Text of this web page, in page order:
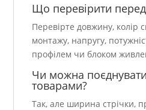
Що перевірити
Перевірте довжину, колір
монтажу, напругу,
профілем чи блоком
Чи можна
товарами?
Так, але ширина стрічки,